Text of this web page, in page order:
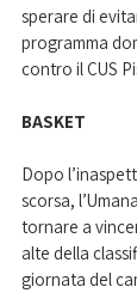
sperare di
programma
contro il CUS
BASKET
Dopo
scorsa,
tornare a
alte della
giornata del